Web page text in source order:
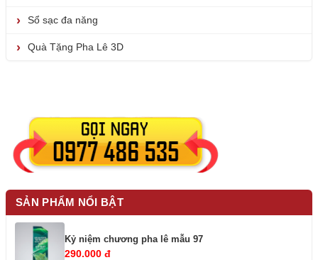
Sổ sạc đa năng
Quà Tặng Pha Lê 3D
SẢN PHẨM NỔI BẬT
Kỷ niệm chương pha lê mẫu 97
290.000 đ